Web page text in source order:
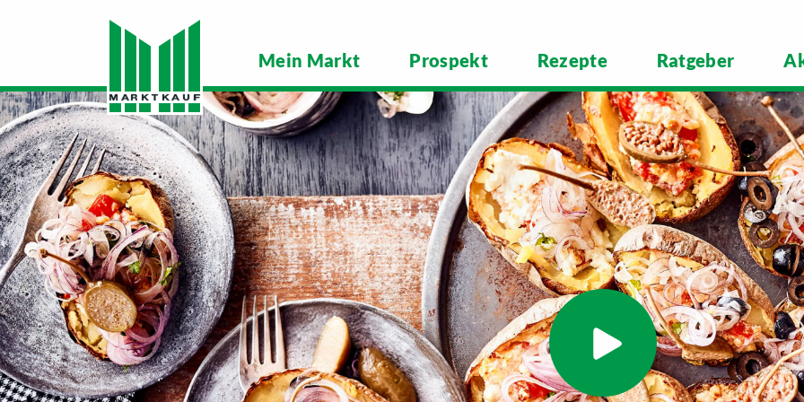
Mein Markt Prospekt Rezepte Ratgeber